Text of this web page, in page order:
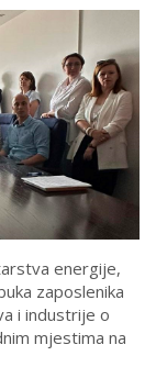
energije,
zaposlenika
i industrije o
mjestima na